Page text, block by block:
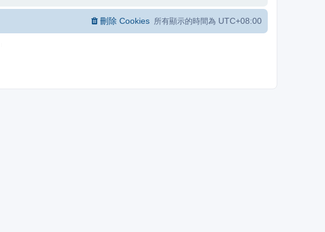
所有顯示的時間為 UTC+08:00
刪除 Cookies